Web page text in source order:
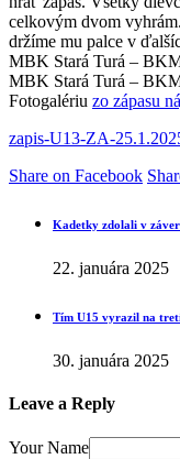
celkovým dvom
držíme mu palce v
MBK Stará Turá –
MBK Stará Turá –
Fotogalériu zo zápasu
zapis-U13-ZA-
Share on Facebook
Kadetky zdolali v
22. januára 2025
Tím U15 vyrazil na
30. januára 2025
Leave a Reply
Your Name